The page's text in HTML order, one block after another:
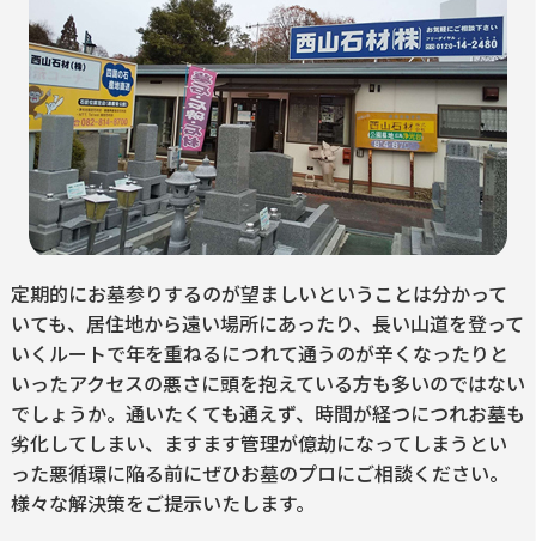
定期的にお墓参りするのが望ましいということは分かって
いても、居住地から遠い場所にあったり、長い山道を登って
いくルートで年を重ねるにつれて通うのが辛くなったりと
いったアクセスの悪さに頭を抱えている方も多いのではない
でしょうか。通いたくても通えず、時間が経つにつれお墓も
劣化してしまい、ますます管理が億劫になってしまうとい
った悪循環に陥る前にぜひお墓のプロにご相談ください。
様々な解決策をご提示いたします。